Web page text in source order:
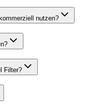
nutzen?
Filter?